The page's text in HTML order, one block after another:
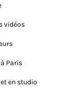
vidéos
Paris
et en studio